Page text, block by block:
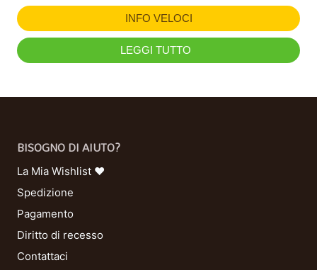
INFO VELOCI
LEGGI TUTTO
BISOGNO DI AIUTO?
La Mia Wishlist ❤
Spedizione
Pagamento
Diritto di recesso
Contattaci